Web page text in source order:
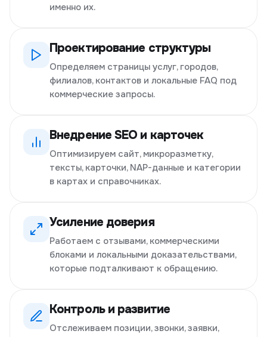
именно их.
Проектирование структуры
Определяем страницы услуг, городов,
филиалов, контактов и локальные FAQ под
коммерческие запросы.
Внедрение SEO и карточек
Оптимизируем сайт, микроразметку,
тексты, карточки, NAP-данные и категории
в картах и справочниках.
Усиление доверия
Работаем с отзывами, коммерческими
блоками и локальными доказательствами,
которые подталкивают к обращению.
Контроль и развитие
Отслеживаем позиции, звонки, заявки,